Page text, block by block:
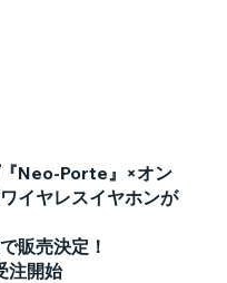
Neo-Porte』×オン
イヤレスイヤホンが
販売決定！
注開始